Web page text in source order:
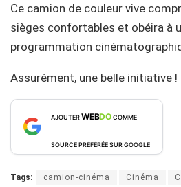
Ce camion de couleur vive
sièges confortables et obéira à
programmation
Assurément, une belle initiative !
AJOUTERWEBDOCOMME
SOURCE PRÉFÉRÉE SUR GOOGLE
Tags: camion-cinéma Cinéma